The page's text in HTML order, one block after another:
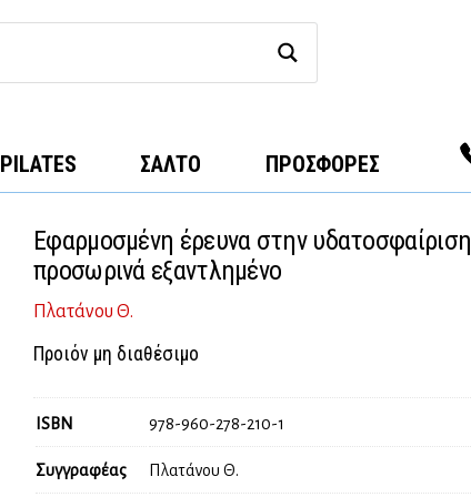
PILATES ΣΑΛΤΟ ΠΡΟΣΦΟΡΕΣ
Εφαρμοσμένη έρευνα στην υδατοσφαίριση
προσωρινά εξαντλημένο
Πλατάνου Θ.
Προιόν μη διαθέσιμο
ISBN 978-960-278-210-1
Συγγραφέας Πλατάνου Θ.